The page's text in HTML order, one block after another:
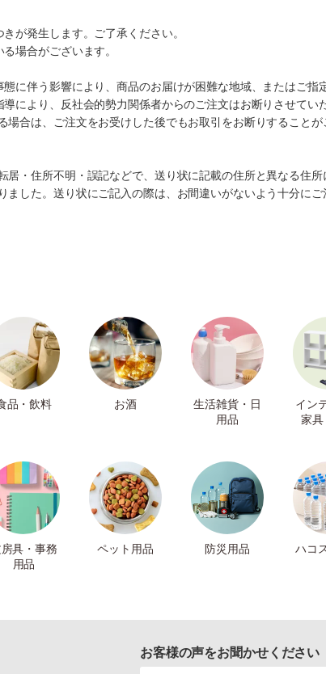
が発生します。ご了承ください。
場合がございます。
に伴う影響により、商品のお届けが困難な地域、またはご指
により、反社会的勢力関係者からのご注文はお断りさせてい
合は、ご注文をお受けした後でもお取引をお断りすることが
居・住所不明・誤記などで、送り状に記載の住所と異なる住
した。送り状にご記入の際は、お間違いがないよう十分にご
品・飲料 お酒
生活雑貨・日
用品
イン
家具
具・事務
用品
ペット用品 防災用品 ハコ
お客様の声をお聞かせください